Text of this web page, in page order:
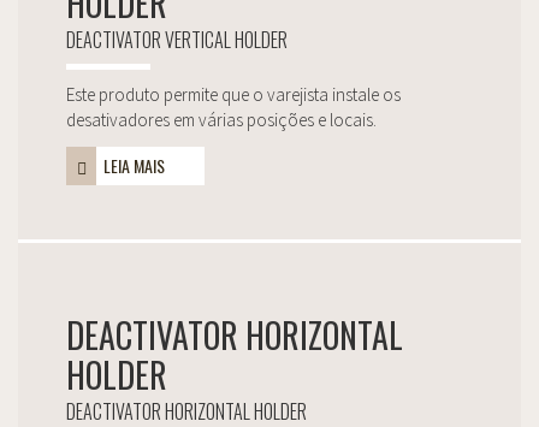
DEACTIVATOR VERTICAL HOLDER
Este produto permite que o varejista instale os
desativadores em várias posições e locais.
LEIA MAIS
DEACTIVATOR HORIZONTAL
HOLDER
DEACTIVATOR HORIZONTAL HOLDER